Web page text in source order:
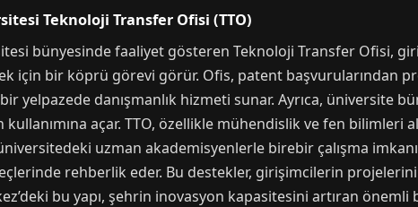
Teknoloji Transfer Ofisi (TTO)
bünyesinde faaliyet gösteren Teknoloji Transfer Ofisi,
için bir köprü görevi görür. Ofis, patent başvurularından
yelpazede danışmanlık hizmeti sunar. Ayrıca, üniversite
açar. TTO, özellikle mühendislik ve fen bilimleri
uzman akademisyenlerle birebir çalışma
rehberlik eder. Bu destekler, girişimcilerin
bu yapı, şehrin inovasyon kapasitesini artıran